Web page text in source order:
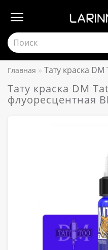
Главная Тату краска
Тату краска DM
флуоресцентная